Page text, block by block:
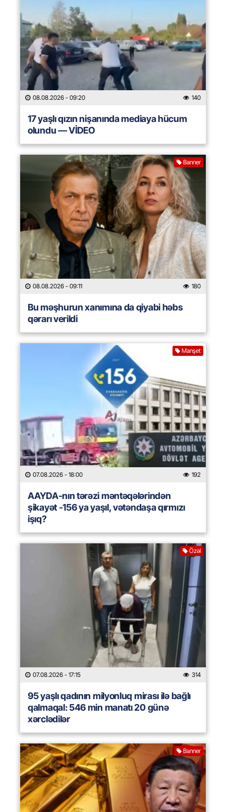
08.08.2026 - 09:20 140
17 yaşlı qızın nişanında mediaya hücum
olundu — VİDEO
Banner
08.08.2026 - 09:11 180
Bu məşhurun xanımına da qiyabi həbs
qərarı verildi
Manşet
07.08.2026 - 18:00 192
AAYDA-nın tərəzi məntəqələrindən
şikayət -156 ya yaşıl, vətəndaşa qırmızı
işıq?
Özəl
07.08.2026 - 17:15 314
95 yaşlı qadının milyonluq mirası ilə bağlı
qalmaqal: 546 min manatı 20 günə
xərclədilər
Banner